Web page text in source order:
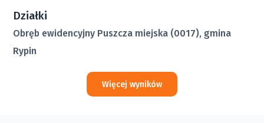
Działki
Obręb ewidencyjny Puszcza miejska (0017), gmina
Rypin
Więcej wyników